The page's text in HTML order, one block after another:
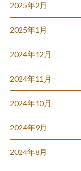
2025年2月
2025年1月
2024年12月
2024年11月
2024年10月
2024年9月
2024年8月